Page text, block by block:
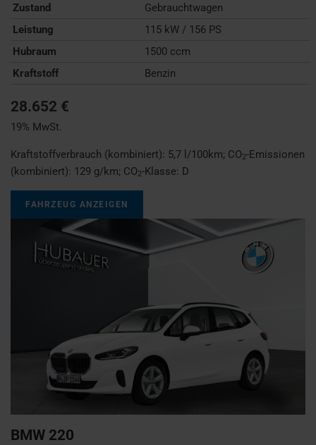
Zustand
Gebrauchtwagen
Leistung
115 kW / 156 PS
Hubraum
1500 ccm
Kraftstoff
Benzin
28.652 €
19% MwSt.
Kraftstoffverbrauch (kombiniert): 5,7 l/100km; CO2-Emissionen
(kombiniert): 129 g/km; CO2-Klasse: D
FAHRZEUG ANZEIGEN
BMW 220